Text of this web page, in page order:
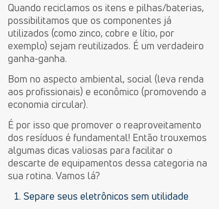
Quando reciclamos os itens e pilhas/baterias,
possibilitamos que os componentes já
utilizados (como zinco, cobre e lítio, por
exemplo) sejam reutilizados. É um verdadeiro
ganha-ganha.
Bom no aspecto ambiental, social (leva renda
aos profissionais) e econômico (promovendo a
economia circular).
É por isso que promover o reaproveitamento
dos resíduos é fundamental! Então trouxemos
algumas dicas valiosas para facilitar o
descarte de equipamentos dessa categoria na
sua rotina. Vamos lá?
Separe seus eletrônicos sem utilidade